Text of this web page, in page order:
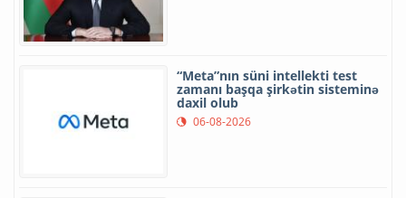
“Meta”nın süni intellekti test
zamanı başqa şirkətin sisteminə
daxil olub
06-08-2026